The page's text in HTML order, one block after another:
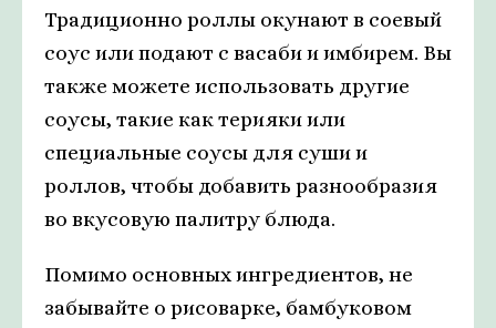
Традиционно роллы окунают в соевый
соус или подают с васаби и имбирем. Вы
также можете использовать другие
соусы, такие как терияки или
специальные соусы для суши и
роллов, чтобы добавить разнообразия
во вкусовую палитру блюда.
Помимо основных ингредиентов, не
забывайте о рисоварке, бамбуковом